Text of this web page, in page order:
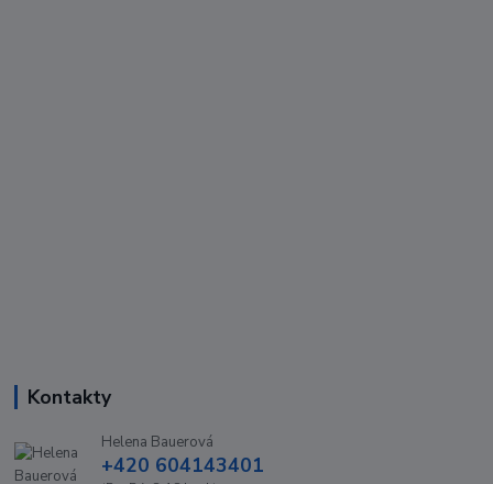
Kontakty
Helena Bauerová
+420 604143401